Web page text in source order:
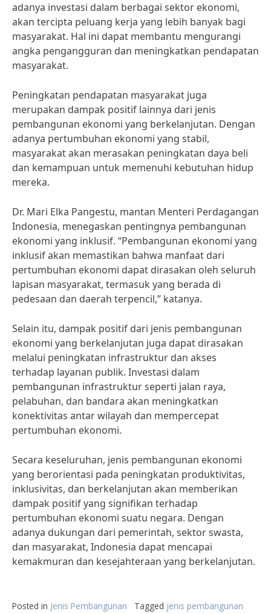
adanya investasi dalam berbagai sektor ekonomi,
akan tercipta peluang kerja yang lebih banyak bagi
masyarakat. Hal ini dapat membantu mengurangi
angka pengangguran dan meningkatkan pendapatan
masyarakat.
Peningkatan pendapatan masyarakat juga
merupakan dampak positif lainnya dari jenis
pembangunan ekonomi yang berkelanjutan. Dengan
adanya pertumbuhan ekonomi yang stabil,
masyarakat akan merasakan peningkatan daya beli
dan kemampuan untuk memenuhi kebutuhan hidup
mereka.
Dr. Mari Elka Pangestu, mantan Menteri Perdagangan
Indonesia, menegaskan pentingnya pembangunan
ekonomi yang inklusif. “Pembangunan ekonomi yang
inklusif akan memastikan bahwa manfaat dari
pertumbuhan ekonomi dapat dirasakan oleh seluruh
lapisan masyarakat, termasuk yang berada di
pedesaan dan daerah terpencil,” katanya.
Selain itu, dampak positif dari jenis pembangunan
ekonomi yang berkelanjutan juga dapat dirasakan
melalui peningkatan infrastruktur dan akses
terhadap layanan publik. Investasi dalam
pembangunan infrastruktur seperti jalan raya,
pelabuhan, dan bandara akan meningkatkan
konektivitas antar wilayah dan mempercepat
pertumbuhan ekonomi.
Secara keseluruhan, jenis pembangunan ekonomi
yang berorientasi pada peningkatan produktivitas,
inklusivitas, dan berkelanjutan akan memberikan
dampak positif yang signifikan terhadap
pertumbuhan ekonomi suatu negara. Dengan
adanya dukungan dari pemerintah, sektor swasta,
dan masyarakat, Indonesia dapat mencapai
kemakmuran dan kesejahteraan yang berkelanjutan.
Posted in Jenis Pembangunan Tagged jenis pembangunan